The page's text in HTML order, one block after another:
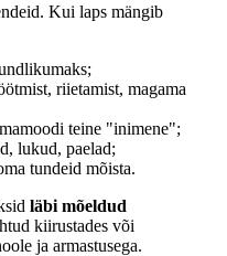
Kui laps mängib
riietamist, magama
teine "inimene";
lukud, paelad;
tundeid mõista.
läbi mõeldud
kiirustades või
ja armastusega.